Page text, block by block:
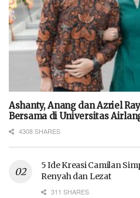
Ashanty, Anang dan Azriel
Bersama di Universitas
4308 SHARES
5 Ide Kreasi Camilan
Renyah dan Lezat
311 SHARES